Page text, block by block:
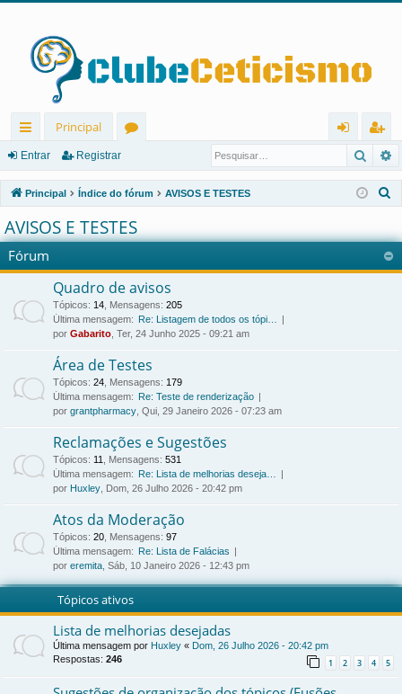
in
ks
rá
pi
d
Principal
u
ns
ra
r
eg
ist
ra
r
Entrar Registrar
Principal Índice do fórum AVISOS E TESTES
q
u
AVISOS E TESTES
Fórum
Quadro de avisos
Tópicos: 14 Mensagens: 205
Última mensagem:
Re: Listagem de todos os tópi…
por Gabarito , Ter, 24 Junho 2025 - 09:21 am
Área de Testes
Tópicos: 24 Mensagens: 179
Última mensagem:
Re: Teste de renderização
por grantpharmacy , Qui, 29 Janeiro 2026 - 07:23 am
Reclamações e Sugestões
Tópicos: 11 Mensagens: 531
Última mensagem:
Re: Lista de melhorias deseja…
por Huxley , Dom, 26 Julho 2026 - 20:42 pm
Atos da Moderação
Tópicos: 20 Mensagens: 97
Última mensagem:
Re: Lista de Falácias
por eremita , Sáb, 10 Janeiro 2026 - 12:43 pm
Tópicos ativos
Lista de melhorias desejadas
Última mensagem por Huxley « Dom, 26 Julho 2026 - 20:42 pm
Respostas: 246 1 2 3 4 5